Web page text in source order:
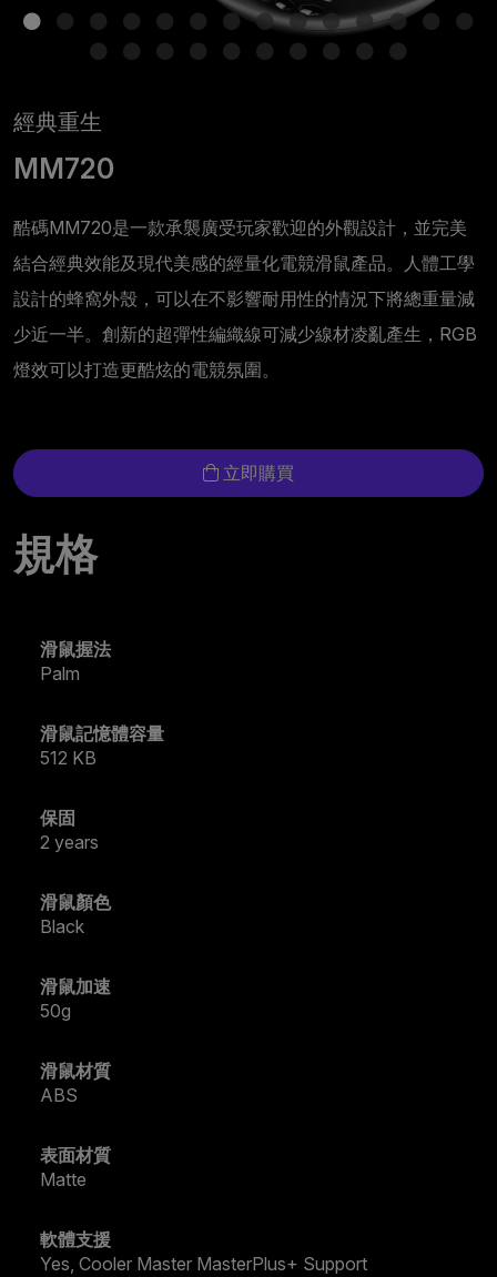
經典重生
MM720
酷碼MM720是一款承襲廣受玩家歡迎的外觀設計，並完美
結合經典效能及現代美感的經量化電競滑鼠產品。人體工學
設計的蜂窩外殼，可以在不影響耐用性的情況下將總重量減
少近一半。創新的超彈性編織線可減少線材凌亂產生，RGB
燈效可以打造更酷炫的電競氛圍。
立即購買
規格
滑鼠握法
Palm
滑鼠記憶體容量
512 KB
保固
2 years
滑鼠顏色
Black
滑鼠加速
50g
滑鼠材質
ABS
表面材質
Matte
軟體支援
Yes, Cooler Master MasterPlus+ Support